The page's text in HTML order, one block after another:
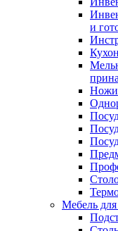
и
Ножи
Мебель